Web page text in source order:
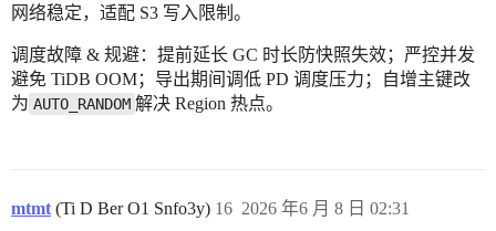
网络稳定，适配 S3 写入限制。
调度故障 & 规避：提前延长 GC 时长防快照失效；严控并发
避免 TiDB OOM；导出期间调低 PD 调度压力；自增主键改
为 AUTO_RANDOM 解决 Region 热点。
mtmt (Ti D Ber O1 Snfo3y) 2026 年6 月 8 日 02:31
16